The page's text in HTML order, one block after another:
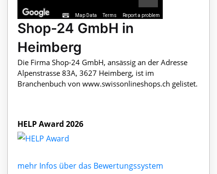
Map Data Terms Report a problem
Shop-24 GmbH in
Heimberg
Die Firma Shop-24 GmbH, ansässig an der Adresse
Alpenstrasse 83A, 3627 Heimberg, ist im
Branchenbuch von www.swissonlineshops.ch gelistet.
HELP Award 2026
mehr Infos über das Bewertungssystem